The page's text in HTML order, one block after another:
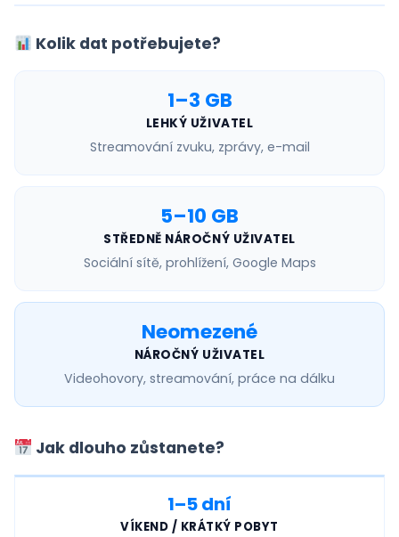
Kolik dat potřebujete?
1–3 GB
LEHKÝ UŽIVATEL
Streamování zvuku, zprávy, e-mail
5–10 GB
STŘEDNĚ NÁROČNÝ UŽIVATEL
Sociální sítě, prohlížení, Google Maps
Neomezené
NÁROČNÝ UŽIVATEL
Videohovory, streamování, práce na dálku
Jak dlouho zůstanete?
1–5 dní
VÍKEND / KRÁTKÝ POBYT